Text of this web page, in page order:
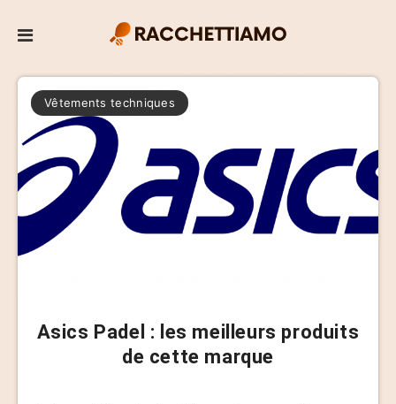
Vêtements techniques
Asics Padel : les meilleurs produits
de cette marque